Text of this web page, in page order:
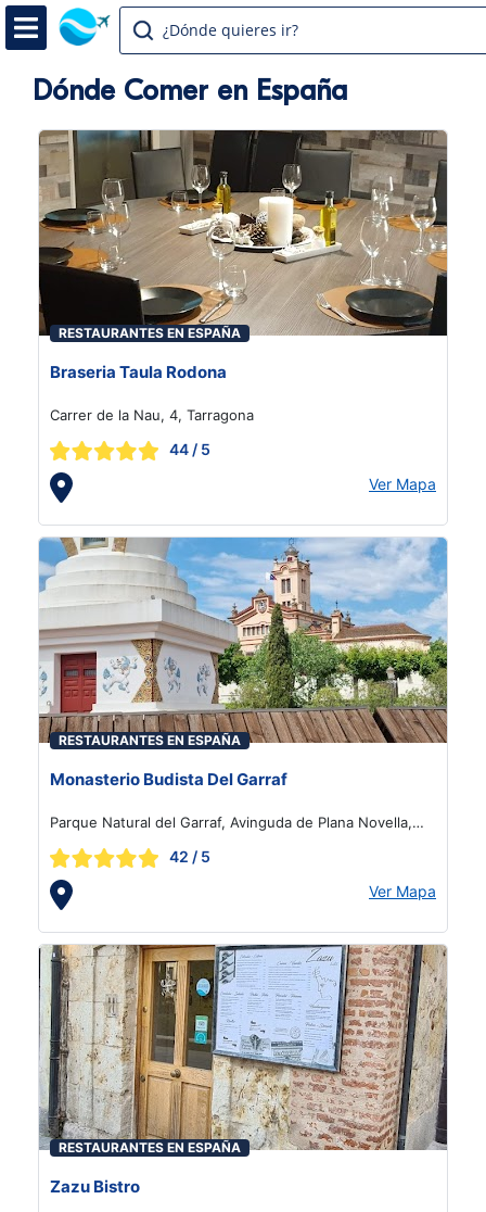
¿Dónde quieres ir?
Dónde Comer en España
RESTAURANTES EN ESPAÑA
Braseria Taula Rodona
Carrer de la Nau, 4, Tarragona
44 / 5
Ver Mapa
RESTAURANTES EN ESPAÑA
Monasterio Budista Del Garraf
Parque Natural del Garraf, Avinguda de Plana Novella,
42 / 5
Ver Mapa
RESTAURANTES EN ESPAÑA
Zazu Bistro